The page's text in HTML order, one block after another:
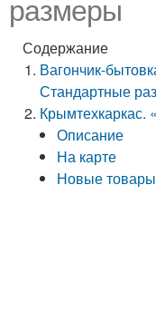
размеры
Содержание
Вагончик-
Стандартные
Описание
На карте
Новые товары